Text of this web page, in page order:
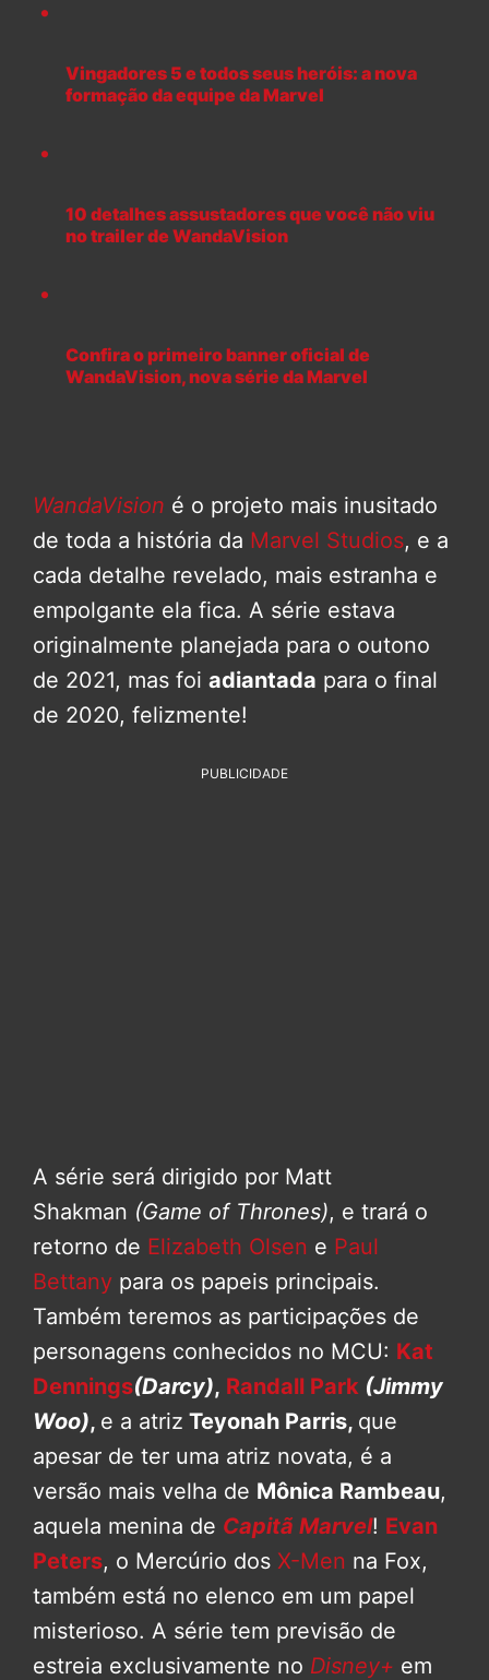
Vingadores 5 e todos seus heróis: a nova
formação da equipe da Marvel
10 detalhes assustadores que você não viu
no trailer de WandaVision
Confira o primeiro banner oficial de
WandaVision, nova série da Marvel
WandaVision é o projeto mais inusitado
de toda a história da Marvel Studios, e a
cada detalhe revelado, mais estranha e
empolgante ela fica. A série estava
originalmente planejada para o outono
de 2021, mas foi adiantada para o final
de 2020, felizmente!
PUBLICIDADE
A série será dirigido por Matt
Shakman (Game of Thrones), e trará o
retorno de Elizabeth Olsen e Paul
Bettany para os papeis principais.
Também teremos as participações de
personagens conhecidos no MCU: Kat
Dennings(Darcy), Randall Park (Jimmy
Woo), e a atriz Teyonah Parris, que
apesar de ter uma atriz novata, é a
versão mais velha de Mônica Rambeau,
aquela menina de Capitã Marvel! Evan
Peters, o Mercúrio dos X-Men na Fox,
também está no elenco em um papel
misterioso. A série tem previsão de
estreia exclusivamente no Disney+ em